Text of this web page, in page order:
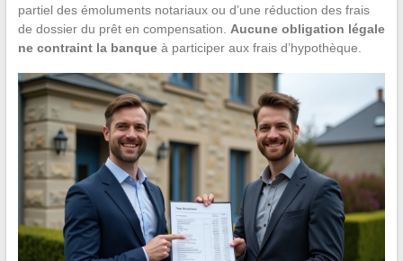
partiel des émoluments notariaux ou d’une réduction des frais
de dossier du prêt en compensation. Aucune obligation légale
ne contraint la banqueà participer aux frais d’hypothèque.